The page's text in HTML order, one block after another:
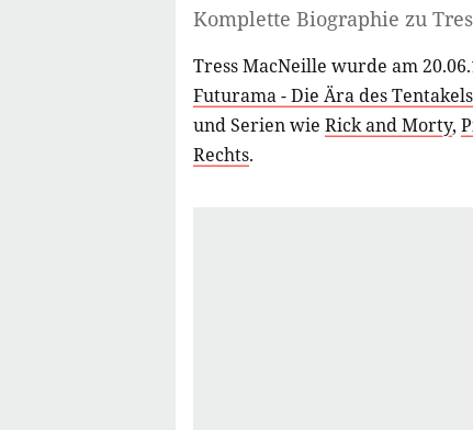
Komplette Biographie zu
Tress MacNeille wurde am
Futurama - Die Ära des Tentakels
und Serien wie Rick and Morty,
Rechts.